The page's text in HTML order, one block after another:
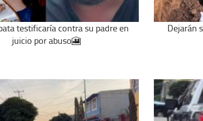
testificaría contra su padre en
juicio por abuso🎦
Dejarán